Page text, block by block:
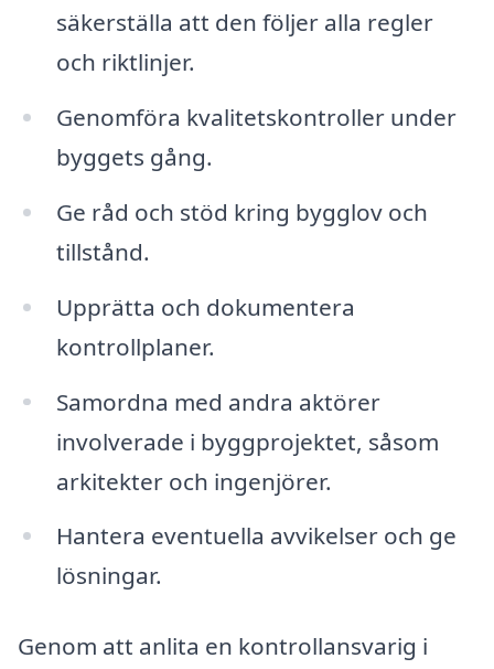
säkerställa att den följer alla regler
och riktlinjer.
Genomföra kvalitetskontroller under
byggets gång.
Ge råd och stöd kring bygglov och
tillstånd.
Upprätta och dokumentera
kontrollplaner.
Samordna med andra aktörer
involverade i byggprojektet, såsom
arkitekter och ingenjörer.
Hantera eventuella avvikelser och ge
lösningar.
Genom att anlita en kontrollansvarig i